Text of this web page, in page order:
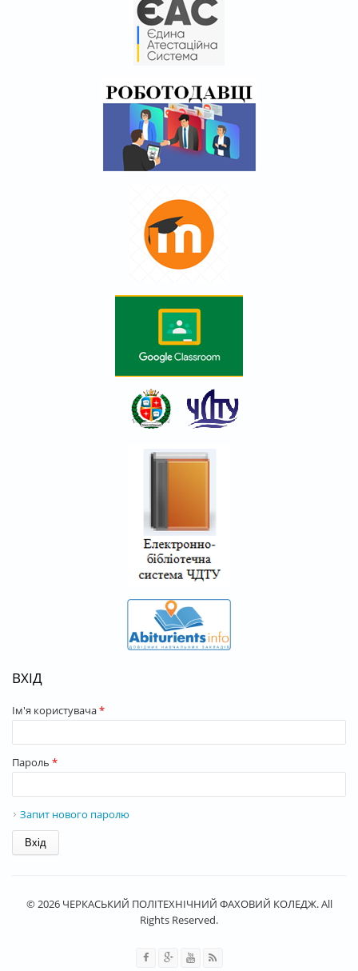
ВХІД
Ім'я користувача*
Пароль *
Запит нового паролю
© 2026 ЧЕРКАСЬКИЙ ПОЛІТЕХНІЧНИЙ ФАХОВИЙ КОЛЕДЖ. All
Rights Reserved.